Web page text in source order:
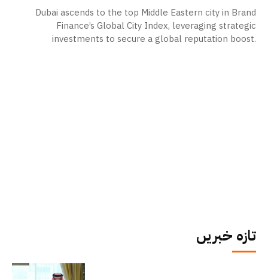
Dubai ascends to the top Middle Eastern city in Brand
Finance’s Global City Index, leveraging strategic
investments to secure a global reputation boost.
تازہ خبریں